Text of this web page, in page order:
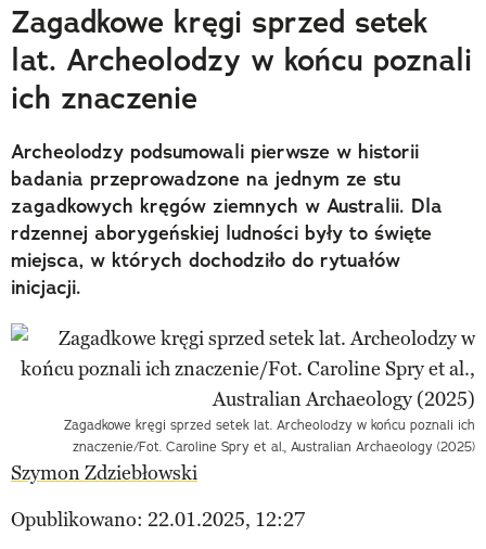
Trendbook Podróżniczy
Polecane
Zagadkowe kręgi sprzed setek
lat. Archeolodzy w końcu poznali
ich znaczenie
Archeolodzy podsumowali pierwsze w historii
badania przeprowadzone na jednym ze stu
zagadkowych kręgów ziemnych w Australii. Dla
rdzennej aborygeńskiej ludności były to święte
miejsca, w których dochodziło do rytuałów
inicjacji.
Zagadkowe kręgi sprzed setek lat. Archeolodzy w końcu poznali ich
znaczenie/Fot. Caroline Spry et al., Australian Archaeology (2025)
Szymon Zdziebłowski
Opublikowano: 22.01.2025, 12:27